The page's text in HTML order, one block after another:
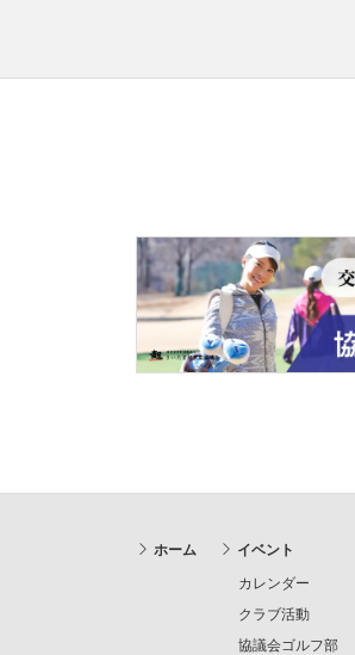
ホーム
イベント
カレンダー
クラブ活動
協議会ゴルフ部